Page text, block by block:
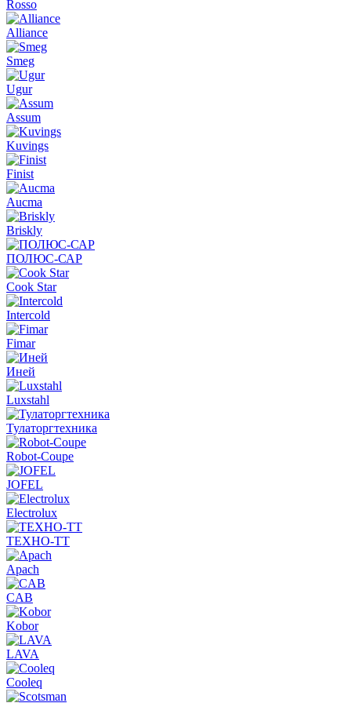
Rosso
Alliance
Smeg
Ugur
Assum
Kuvings
Finist
Aucma
Briskly
ПОЛЮС-САР
Cook Star
Intercold
Fimar
Иней
Luxstahl
Тулаторгтехника
Robot-Coupe
JOFEL
Electrolux
ТЕХНО-ТТ
Apach
CAB
Kobor
LAVA
Cooleq